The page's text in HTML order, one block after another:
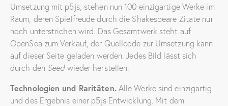
Umsetzung mit p5js, stehen nun 100 einzigartige Werke im
Raum, deren Spielfreude durch die Shakespeare Zitate nur
noch unterstrichen wird. Das Gesamtwerk steht auf
OpenSea zum Verkauf, der Quellcode zur Umsetzung kann
auf dieser Seite geladen werden. Jedes Bild lässt sich
durch den Seed​wieder herstellen.
Technologien und Raritäten.Alle Werke sind einzigartig
und des Ergebnis einer p5js Entwicklung. Mit dem